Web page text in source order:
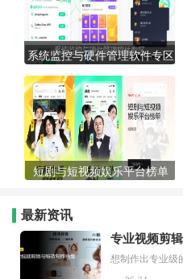
系统监控与硬件管理软件专区
短剧与短视频娱乐平台榜单
最新资讯
专业视频剪